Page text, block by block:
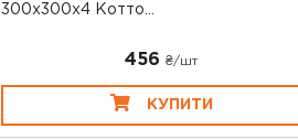
300x300x4 Котто...
456 ₴/шт
КУПИТИ